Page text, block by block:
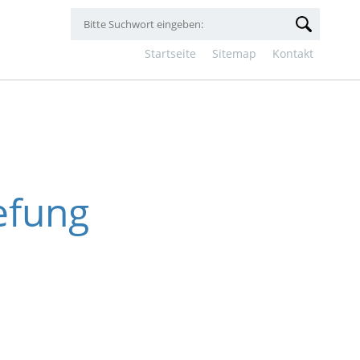
Startseite Sitemap Kontakt